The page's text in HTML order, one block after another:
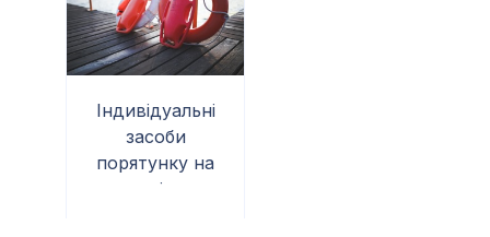
Індивідуальні
засоби
порятунку на
воді —